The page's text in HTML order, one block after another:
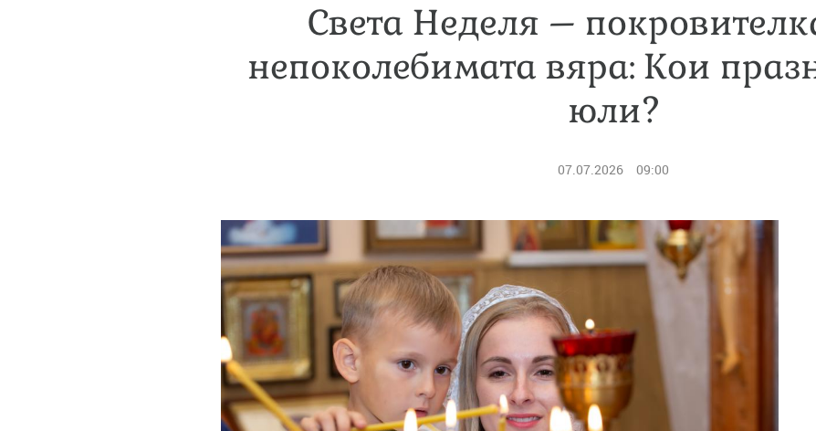
Света Неделя –
непоколебимата вяра: Кои
юли?
07.07.2026 09:00